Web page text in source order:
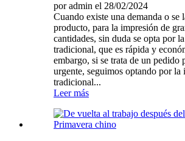
por admin el 28/02/2024
Cuando existe una demanda o se
producto, para la impresión de
cantidades, sin duda se opta por
tradicional, que es rápida y
embargo, si se trata de un pedido
urgente, seguimos optando por la
tradicional...
Leer más